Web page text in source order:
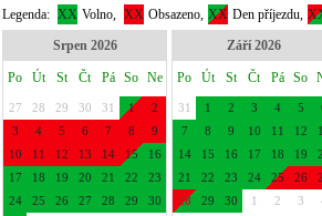
Legenda: XX Volno, XX Obsazeno, XX Den příjezdu,
Srpen 2026
Po Út St Čt Pá So Ne
27 28 29 30 31 1
2
3
4 5 6 7 8
9
10
11 12 13 14 15
16
17
18 19 20 21 22
23
24
25 26 27 28 29
30
Září 2026
Po Út St Čt Pá So
31 1 2 3 4 5
7
8 9 10 11 12
14
15 16 17 18 19
21
22 23 24 25 26
28
29 30 1 2 3